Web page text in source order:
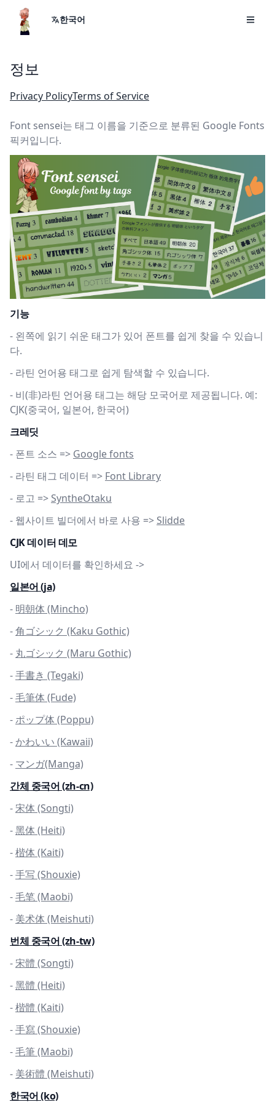
한국어
정보
Privacy PolicyTerms of Service
Font sensei는 태그 이름을 기준으로 분류된 Google Fonts
픽커입니다.
기능
- 왼쪽에 읽기 쉬운 태그가 있어 폰트를 쉽게 찾을 수 있습니
다.
- 라틴 언어용 태그로 쉽게 탐색할 수 있습니다.
- 비(非)라틴 언어용 태그는 해당 모국어로 제공됩니다. 예:
CJK(중국어, 일본어, 한국어)
크레딧
- 폰트 소스 => Google fonts
- 라틴 태그 데이터 => Font Library
- 로고 => SyntheOtaku
- 웹사이트 빌더에서 바로 사용 => Slidde
CJK 데이터 데모
UI에서 데이터를 확인하세요 ->
일본어 (ja)
- 明朝体 (Mincho)
-角ゴシック (Kaku Gothic)
- 丸ゴシック (Maru Gothic)
-手書き (Tegaki)
-毛筆体 (Fude)
-ポップ体 (Poppu)
-かわいい (Kawaii)
- マンガ(Manga)
간체 중국어 (zh-cn)
-宋体 (Songti)
-黑体 (Heiti)
-楷体 (Kaiti)
-手写 (Shouxie)
-毛笔 (Maobi)
- 美术体 (Meishuti)
번체 중국어 (zh-tw)
-宋體 (Songti)
-黑體 (Heiti)
-楷體 (Kaiti)
-手寫 (Shouxie)
-毛筆 (Maobi)
- 美術體 (Meishuti)
한국어 (ko)